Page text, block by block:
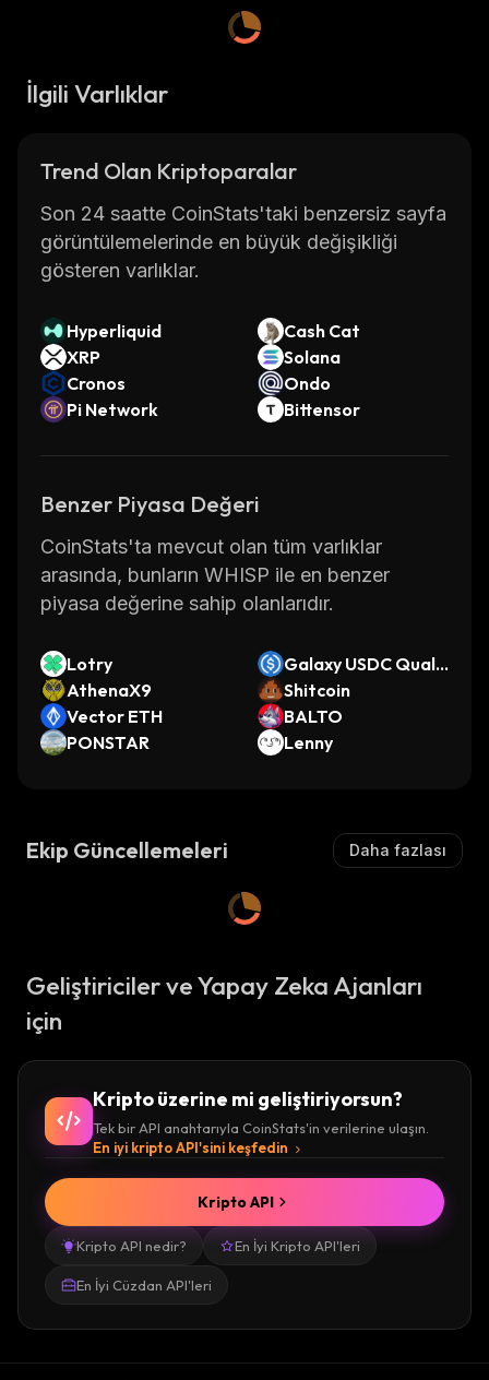
İlgili Varlıklar
Trend Olan Kriptoparalar
Son 24 saatte CoinStats'taki benzersiz sayfa
görüntülemelerinde en büyük değişikliği
gösteren varlıklar.
Hyperliquid
Cash Cat
XRP
Solana
Cronos
Ondo
Pi Network
Bittensor
Benzer Piyasa Değeri
CoinStats'ta mevcut olan tüm varlıklar
arasında, bunların WHISP ile en benzer
piyasa değerine sahip olanlarıdır.
Lotry
Galaxy USDC Qualit
y (Base)
AthenaX9
Shitcoin
Vector ETH
BALTO
PONSTAR
Lenny
Ekip Güncellemeleri Daha fazlası
Geliştiriciler ve Yapay Zeka Ajanları
için
Kripto üzerine mi geliştiriyorsun?
Tek bir API anahtarıyla CoinStats'in verilerine ulaşın.
En iyi kripto API'sini keşfedin
Kripto API nedir? En İyi Kripto API'leri
En İyi Cüzdan API'leri
Kripto API